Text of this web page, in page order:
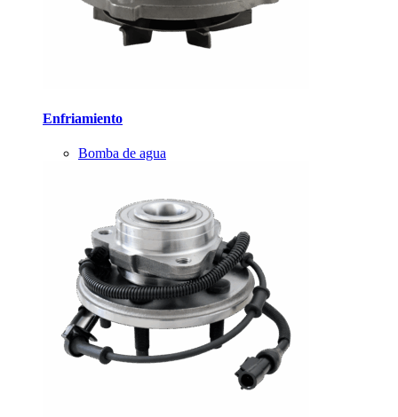
Enfriamiento
Bomba de agua